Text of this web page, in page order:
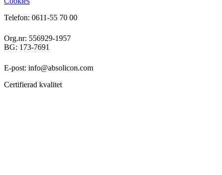
Telefon: 0611-55 70 00
Org.nr: 556929-1957
BG: 173-7691
E-post: info@absolicon.com
Certifierad kvalitet